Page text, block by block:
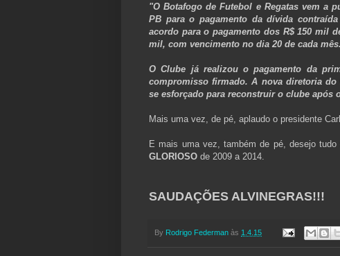
"O Botafogo de Futebol e Regatas vem a
PB para o pagamento da dívida
acordo para o pagamento dos R$ 150 mil
mil, com vencimento no dia 20 de cada mês.
O Clube já realizou o pagamento da
compromisso firmado. A nova diretoria do
se esforçado para reconstruir o clube após
Mais uma vez, de pé, aplaudo o presidente
E mais uma vez, também de pé, desejo
GLORIOSO de 2009 a 2014.
SAUDAÇÕES ALVINEGRAS!!!
By Rodrigo Federman às 1.4.15